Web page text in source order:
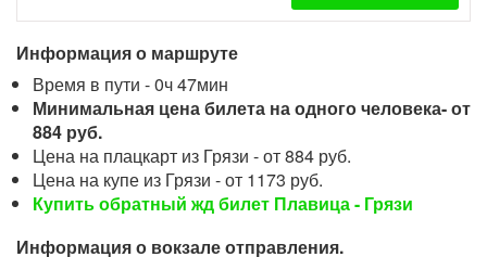
Информация о маршруте
Время в пути - 0ч 47мин
Минимальная цена билета на одного человека- от
884 руб.
Цена на плацкарт из Грязи - от 884 руб.
Цена на купе из Грязи - от 1173 руб.
Купить обратный жд билет Плавица - Грязи
Информация о вокзале отправления.